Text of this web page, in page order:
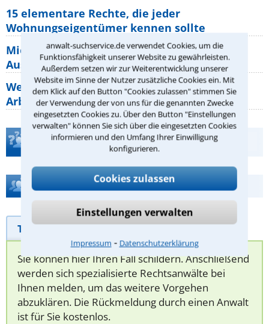
anwalt-suchservice.de verwendet Cookies, um die
Funktionsfähigkeit unserer Website zu gewährleisten.
Außerdem setzen wir zur Weiterentwicklung unserer
Website im Sinne der Nutzer zusätzliche Cookies ein. Mit
dem Klick auf den Button "Cookies zulassen" stimmen Sie
der Verwendung der von uns für die genannten Zwecke
eingesetzten Cookies zu. Über den Button "Einstellungen
verwalten" können Sie sich über die eingesetzten Cookies
informieren und den Umfang Ihrer Einwilligung
konfigurieren.
Cookies zulassen
Einstellungen verwalten
Impressum ⁃ Datenschutzerklärung
15 elementare Rechte, die jeder
Wohnungseigentümer kennen sollte
Mietpreisbremse 2026: Alle Regeln,
Ausnahmen und Rechte für Mieter
Welche Regeln für Teilnahme, Urlaub,
Arbeitszeit gelten beim
Teste Dein Rechtswissen
Hilfe bei Ihrer Anwaltsuche?
Telefonhilfe Beratungsanfrage
Sie können hier Ihren Fall schildern. Anschließend
werden sich spezialisierte Rechtsanwälte bei
Ihnen melden, um das weitere Vorgehen
abzuklären. Die Rückmeldung durch einen Anwalt
ist für Sie kostenlos.